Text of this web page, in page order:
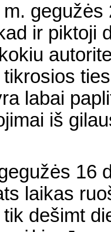
m. gegužės
ir piktoji
labai
iš
16
laikas
dešimt